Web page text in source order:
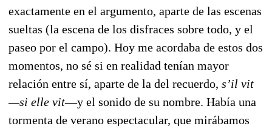
exactamente en el argumento, aparte de las escenas
sueltas (la escena de los disfraces sobre todo, y el
paseo por el campo). Hoy me acordaba de estos dos
momentos, no sé si en realidad tenían mayor
relación entre sí, aparte de la del recuerdo, s’il vit
—si elle vit—y el sonido de su nombre. Había una
tormenta de verano espectacular, que mirábamos